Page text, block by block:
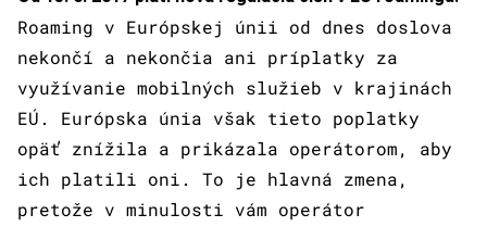
Roaming v Európskej únii od dnes doslova
nekončí a nekončia ani príplatky za
využívanie mobilných služieb v krajinách
EÚ. Európska únia však tieto poplatky
opäť znížila a prikázala operátorom, aby
ich platili oni. To je hlavná zmena,
pretože v minulosti vám operátor